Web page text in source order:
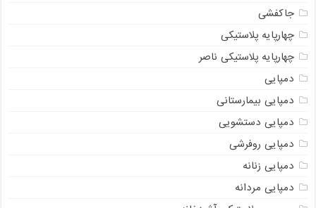
جاکفشی
چهارپایه پلاستیکی
چهارپایه پلاستیکی ناصر
دمپایی
دمپایی بیمارستانی
دمپایی دستشویی
دمپایی روفرشی
دمپایی زنانه
دمپایی مردانه